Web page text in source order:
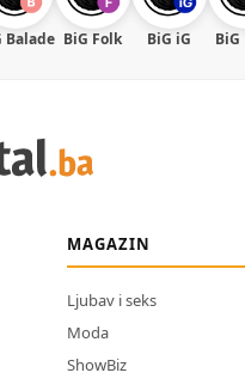
Balade BiG Folk BiG iG BiG
MAGAZIN
Ljubav i seks
Moda
ShowBiz